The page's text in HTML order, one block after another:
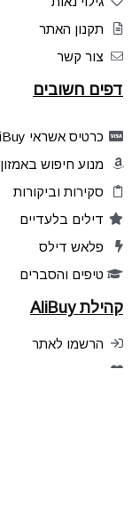
תקנון האתר
צור קשר
דפים חשובים
כרטיס אשראי AliBuy
מנוע חיפוש באמזון
סקירות וביקורות
דילים בלעדיים
פלאש דילס
טיפים והסברים
קהילת AliBuy
הרשמו לאתר